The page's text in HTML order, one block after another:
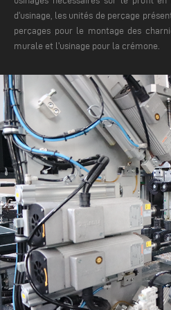
d'usinage, les unités de perçage
perçages pour le montage des
murale et l'usinage pour la crémone.